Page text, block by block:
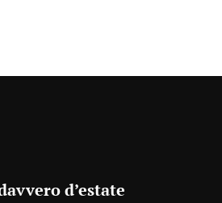
d’estate